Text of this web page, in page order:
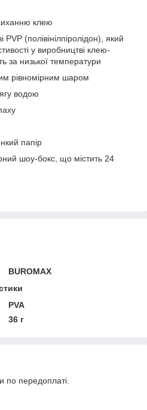
клею
(полівінілпіролідон), який
у виробництві клею-
за низької температури
рівномірним шаром
водою
папір
шоу-бокс, що містить 24
BUROMAX
PVA
36 г
по передоплаті.